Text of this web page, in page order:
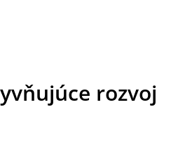
rozvoj